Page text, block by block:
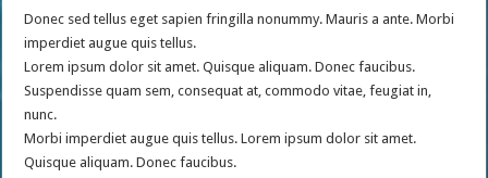
Donec sed tellus eget sapien fringilla nonummy. Mauris a ante. Morbi
imperdiet augue quis tellus.
Lorem ipsum dolor sit amet. Quisque aliquam. Donec faucibus.
Suspendisse quam sem, consequat at, commodo vitae, feugiat in,
nunc.
Morbi imperdiet augue quis tellus. Lorem ipsum dolor sit amet.
Quisque aliquam. Donec faucibus.